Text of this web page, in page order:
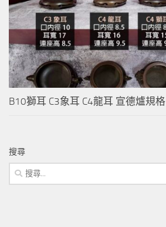
B10獅耳 C3象耳 C4龍耳 宣德爐規格
搜尋
搜
尋